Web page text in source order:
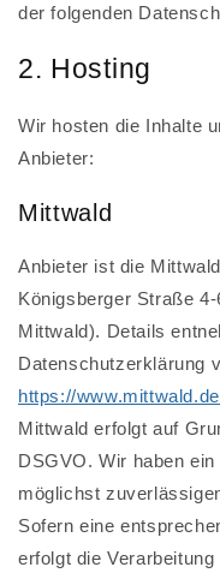
der folgenden
2. Hosting
Wir hosten die Inhalte
Anbieter:
Mittwald
Anbieter ist die
Königsberger Straße
Mittwald). Details
Datenschutzerklärung
https://
Mittwald erfolgt auf
DSGVO. Wir haben
möglichst
Sofern eine
erfolgt die